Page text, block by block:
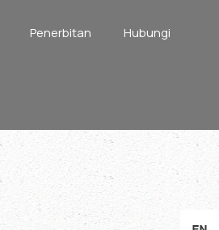
Penerbitan Hubungi